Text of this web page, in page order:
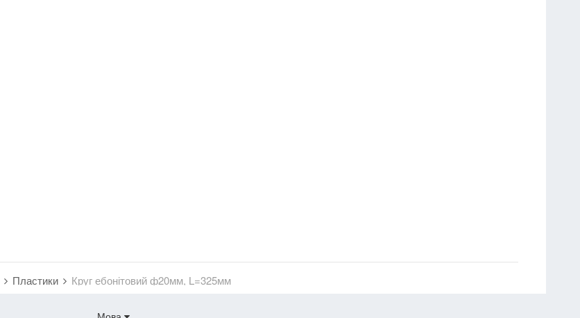
Пластики Круг ебонітовий ф20мм, L=325мм